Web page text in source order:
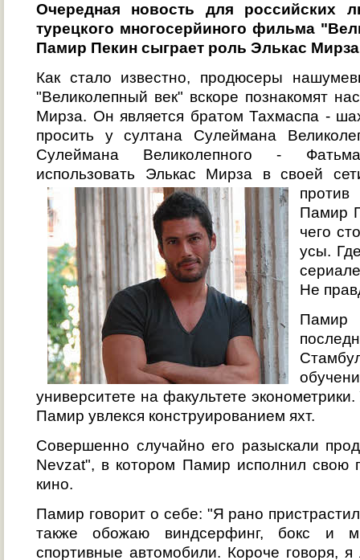
Очередная новость для российских
турецкого многосерйиного фильма
Памир Пекин сыграет роль Элькас Мирза
Как стало известно, продюсеры
"Великолепный век" вскоре познакомят
Мирза. Он является братом Тахмаспа -
просить у султана Сулеймана
Сулеймана Великолепного -
использовать Элькас Мирза в своей
Памир
чего
усы.
Не
университете на факультете
Памир увлекся конструированием яхт.
Совершенно случайно его разыскали
Nevzat", в котором Памир исполнил свою
кино.
Памир говорит о себе: "Я рано
также обожаю виндсерфинг, бокс и
спортивные автомобили. Короче говоря,